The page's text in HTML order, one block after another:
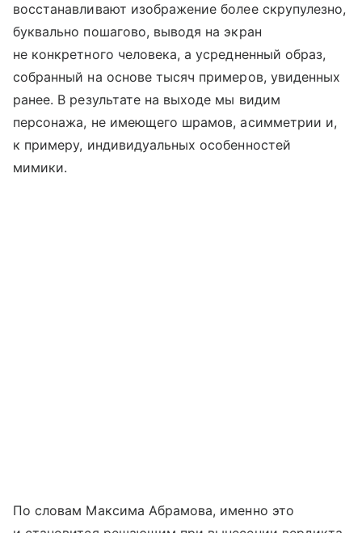
восстанавливают изображение более скрупулезно,
буквально пошагово, выводя на экран
не конкретного человека, а усредненный образ,
собранный на основе тысяч примеров, увиденных
ранее. В результате на выходе мы видим
персонажа, не имеющего шрамов, асимметрии и,
к примеру, индивидуальных особенностей
мимики.
По словам Максима Абрамова, именно это